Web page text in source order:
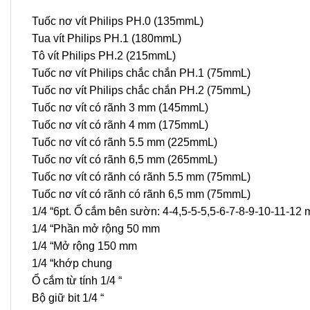
Tuốc nơ vít Philips PH.0 (135mmL)
Tua vít Philips PH.1 (180mmL)
Tô vít Philips PH.2 (215mmL)
Tuốc nơ vít Philips chắc chắn PH.1 (75mmL)
Tuốc nơ vít Philips chắc chắn PH.2 (75mmL)
Tuốc nơ vít có rãnh 3 mm (145mmL)
Tuốc nơ vít có rãnh 4 mm (175mmL)
Tuốc nơ vít có rãnh 5.5 mm (225mmL)
Tuốc nơ vít có rãnh 6,5 mm (265mmL)
Tuốc nơ vít có rãnh có rãnh 5.5 mm (75mmL)
Tuốc nơ vít có rãnh có rãnh 6,5 mm (75mmL)
1/4 “6pt. Ổ cắm bên sườn: 4-4,5-5-5,5-6-7-8-9-10-11-12
1/4 “Phần mở rộng 50 mm
1/4 “Mở rộng 150 mm
1/4 “khớp chung
Ổ cắm từ tính 1/4 “
Bộ giữ bit 1/4 “